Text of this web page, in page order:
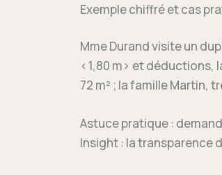
Exemple chiffré et cas
Mme Durand visite un
<1,80 m> et déductions,
72 m² ; la famille Martin,
Astuce pratique :
Insight : la transparence